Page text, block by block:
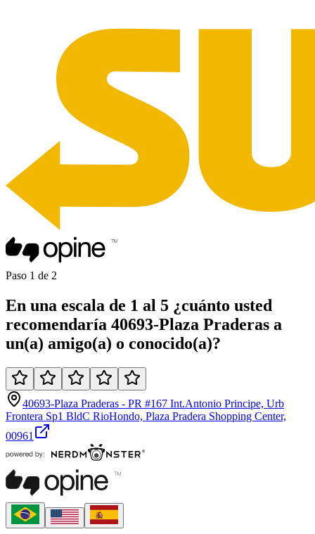
Paso 1 de 2
En una escala de 1 al 5 ¿cuánto usted
recomendaría 40693-Plaza Praderas a
un(a) amigo(a) o conocido(a)?
40693-Plaza Praderas - PR #167 Int.Antonio Principe, Urb
Frontera Sp1 BldC RioHondo, Plaza Pradera Shopping Center,
00961